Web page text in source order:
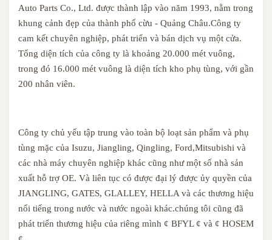
Auto Parts Co., Ltd. được thành lập vào năm 1993, nằm trong
khung cảnh đẹp của thành phố cừu - Quảng Châu.Công ty
cam kết chuyên nghiệp, phát triển và bán dịch vụ một cửa.
Tổng diện tích của công ty là khoảng 20.000 mét vuông,
trong đó 16.000 mét vuông là diện tích kho phụ tùng, với gần
200 nhân viên.
Công ty chủ yếu tập trung vào toàn bộ loạt sản phẩm và phụ
tùng mặc của Isuzu, Jiangling, Qingling, Ford,Mitsubishi và
các nhà máy chuyên nghiệp khác cũng như một số nhà sản
xuất hỗ trợ OE. Và liên tục có được đại lý được ủy quyền của
JIANGLING, GATES, GLALLEY, HELLA và các thương hiệu
nổi tiếng trong nước và nước ngoài khác.chúng tôi cũng đã
phát triển thương hiệu của riêng mình ¢ BFYL ¢ và ¢ HOSEM